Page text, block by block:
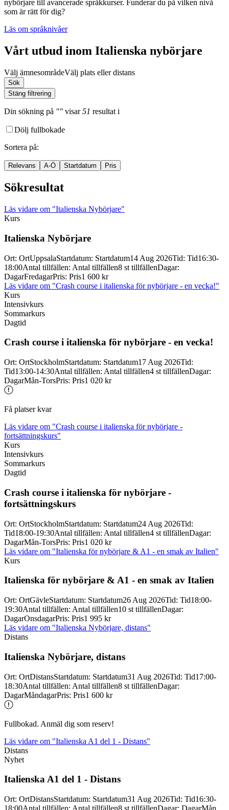
nybörjare till avancerade språkkurser. Funderar du på vilken nivå
som är rätt för dig?
Läs om språknivåer
Vårt utbud inom Italienska nybörjare
Välj ämnesområdeVälj plats eller distans
Sök
Stäng filtrering
Din sökning på "" visar51 resultat i
Dölj fullbokade
Sortera på:
Relevans A-Ö Startdatum Pris
Sökresultat
Läs vidare om "Italienska Nybörjare"
Kurs
Italienska Nybörjare
Ort: OrtUppsalaStartdatum: Startdatum14 Aug 2026Tid: Tid16:30-
18:00Antal tillfällen: Antal tillfällen8 st tillfällenDagar:
DagarFredagarPris: Pris1 600 kr
Läs vidare om "Crash course i italienska för nybörjare - en vecka!"
Kurs
Intensivkurs
Sommarkurs
Dagtid
Crash course i italienska för nybörjare - en vecka!
Ort: OrtStockholmStartdatum: Startdatum17 Aug 2026Tid:
Tid13:00-14:30Antal tillfällen: Antal tillfällen4 st tillfällenDagar:
DagarMån-TorsPris: Pris1 020 kr
Få platser kvar
Läs vidare om "Crash course i italienska för nybörjare -
fortsättningskurs"
Kurs
Intensivkurs
Sommarkurs
Dagtid
Crash course i italienska för nybörjare -
fortsättningskurs
Ort: OrtStockholmStartdatum: Startdatum24 Aug 2026Tid:
Tid18:00-19:30Antal tillfällen: Antal tillfällen4 st tillfällenDagar:
DagarMån-TorsPris: Pris1 020 kr
Läs vidare om "Italienska för nybörjare & A1 - en smak av Italien"
Kurs
Italienska för nybörjare & A1 - en smak av Italien
Ort: OrtGävleStartdatum: Startdatum26 Aug 2026Tid: Tid18:00-
19:30Antal tillfällen: Antal tillfällen10 st tillfällenDagar:
DagarOnsdagarPris: Pris1 995 kr
Läs vidare om "Italienska Nybörjare, distans"
Distans
Italienska Nybörjare, distans
Ort: OrtDistansStartdatum: Startdatum31 Aug 2026Tid: Tid17:00-
18:30Antal tillfällen: Antal tillfällen8 st tillfällenDagar:
DagarMåndagarPris: Pris1 600 kr
Fullbokad. Anmäl dig som reserv!
Läs vidare om "Italienska A1 del 1 - Distans"
Distans
Nyhet
Italienska A1 del 1 - Distans
Ort: OrtDistansStartdatum: Startdatum31 Aug 2026Tid: Tid16:30-
18:00Antal tillfällen: Antal tillfällen8 st tillfällenDagar: DagarMån,